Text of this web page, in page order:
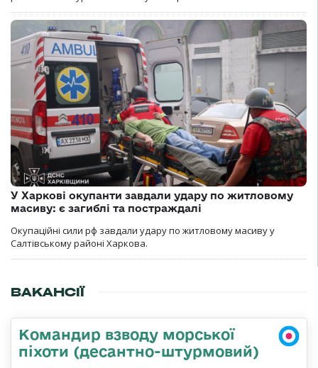
У Харкові окупанти завдали удару по житловому
масиву: є загиблі та постраждалі
Окупаційні сили рф завдали удару по житловому масиву у
Салтівському районі Харкова.
ВАКАНСІЇ
Командир взводу морської
піхоти (десантно-штурмовий)